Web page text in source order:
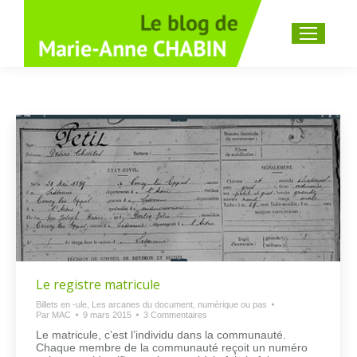
Recherche
Le registre matricule
Billets en -ule Les arcanes du document, numérique ou pas
Par MAC 9 mars 2015 3 Commentaires
Le matricule, c’est l’individu dans la communauté.
Chaque membre de la communauté reçoit un numéro